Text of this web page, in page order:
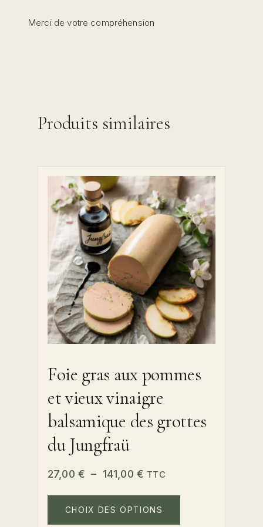
Merci de votre compréhension
Produits similaires
Foie gras aux pommes
et vieux vinaigre
balsamique des grottes
du Jungfraü
27,00 € – 141,00 € Plage
prix :
27,00 €
TTC
CHOIX DES OPTIONS
Ce